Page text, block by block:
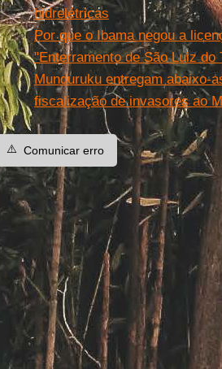
hidrelétricas
Por que o Ibama negou a
"Enterramento de São Luiz
Munduruku entregam abaixo-
fiscalização de invasores ao
⚠️ Comunicar erro